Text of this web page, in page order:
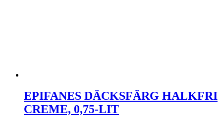
EPIFANES DÄCKSFÄRG HALKFRI
CREME, 0,75-LIT